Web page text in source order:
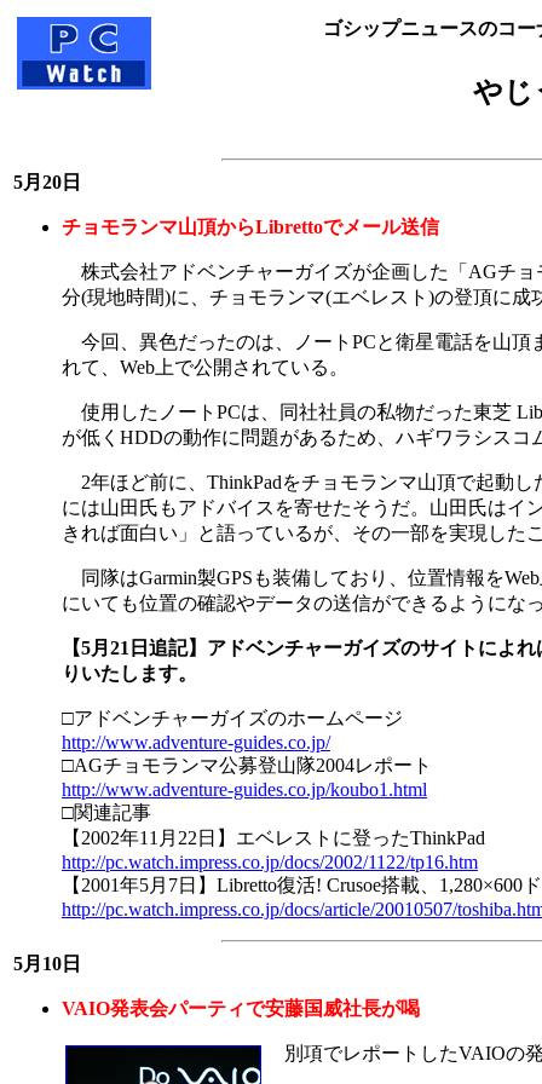
ゴシップニュースのコー
やじ
5月20日
チョモランマ山頂からLibrettoでメール送信
株式会社アドベンチャーガイズが企画した「AGチョ
分(現地時間)に、チョモランマ(エベレスト)の登頂に成
今回、異色だったのは、ノートPCと衛星電話を山頂
れて、Web上で公開されている。
使用したノートPCは、同社社員の私物だった東芝
が低くHDDの動作に問題があるため、ハギワラシス
2年ほど前に、ThinkPadをチョモランマ山頂で起動
には山田氏もアドバイスを寄せたそうだ。山田氏はイ
きれば面白い」と語っているが、その一部を実現した
同隊はGarmin製GPSも装備しており、位置情報を
にいても位置の確認やデータの送信ができるようにな
【5月21日追記】アドベンチャーガイズのサイトによ
りいたします。
□アドベンチャーガイズのホームページ
http://www.adventure-guides.co.jp/
□AGチョモランマ公募登山隊2004レポート
http://www.adventure-guides.co.jp/koubo1.html
□関連記事
【2002年11月22日】エベレストに登ったThinkPad
http://pc.watch.impress.co.jp/docs/2002/1122/tp16.htm
【2001年5月7日】Libretto復活! Crusoe搭載、1,280×600
http://pc.watch.impress.co.jp/docs/article/20010507/
5月10日
VAIO発表会パーティで安藤国威社長が喝
別項でレポートしたVAIOの